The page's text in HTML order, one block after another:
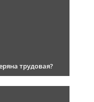
трудовая?